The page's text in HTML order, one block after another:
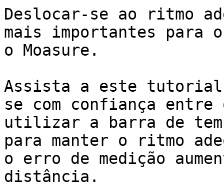
Deslocar-se ao ritmo
mais importantes para
o Moasure.
Assista a este tutorial
se com confiança entre
utilizar a barra de
para manter o ritmo
o erro de medição
distância.